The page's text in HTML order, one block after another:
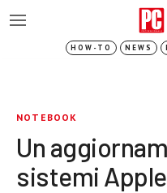
HOW-TO NEWS
NOTEBOOK
Un
sistemi